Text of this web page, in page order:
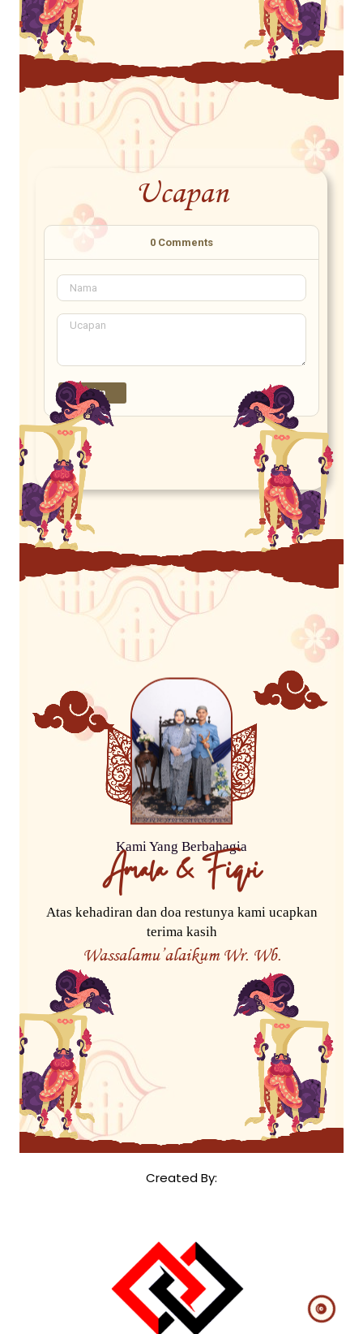
Ucapan
0 Comments
Kami Yang Berbahagia
Amala & Fiqri
Atas kehadiran dan doa restunya kami ucapkan
terima kasih
Wassalamu’alaikum Wr. Wb.
Created By: